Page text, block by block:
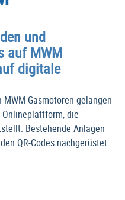
und
auf MWM
digitale
Gasmotoren gelangen
die
Bestehende Anlagen
QR-Codes nachgerüstet